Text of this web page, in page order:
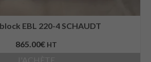
EBL 220-4 SCHAUDT
865.00€ HT